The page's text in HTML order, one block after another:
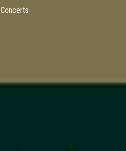
Concerts